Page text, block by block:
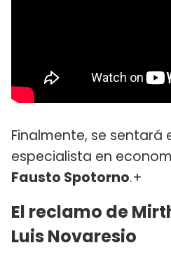
Finalmente, se sentará
especialista en
Fausto Spotorno.+
El reclamo de
Luis Novaresio